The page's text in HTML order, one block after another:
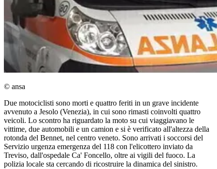
© ansa
Due motociclisti sono morti e quattro feriti in un grave incidente
avvenuto a Jesolo (Venezia), in cui sono rimasti coinvolti quattro
veicoli. Lo scontro ha riguardato la moto su cui viaggiavano le
vittime, due automobili e un camion e si è verificato all'altezza della
rotonda del Bennet, nel centro veneto. Sono arrivati i soccorsi del
Servizio urgenza emergenza del 118 con l'elicottero inviato da
Treviso, dall'ospedale Ca' Foncello, oltre ai vigili del fuoco. La
polizia locale sta cercando di ricostruire la dinamica del sinistro.